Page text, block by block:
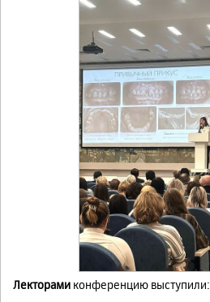
Лекторами конференцию выступили: